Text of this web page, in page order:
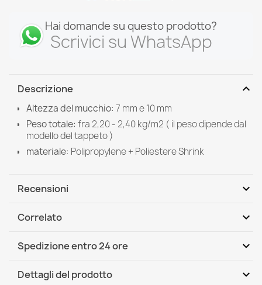
Hai domande su questo prodotto?
Scrivici su WhatsApp
Descrizione expand_more
Altezza del mucchio: 7 mm e 10 mm
Peso totale: fra 2,20 - 2,40 kg/m2 ( il peso dipende dal
modello del tappeto )
materiale: Polipropylene + Poliestere Shrink
Recensioni expand_more
Correlato expand_more
Spedizione entro 24 ore expand_more
DHL / GLS International
Dettagli del prodotto expand_more